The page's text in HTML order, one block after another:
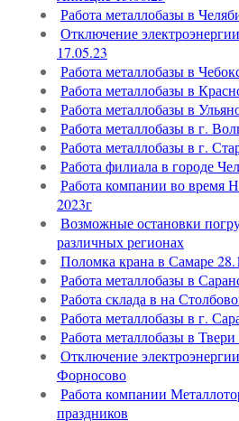
Работа металлобазы в
Отключение
17.05.23
Работа металлобазы в
Работа металлобазы в
Работа металлобазы в
Работа металлобазы в г.
Работа металлобазы в г.
Работа филиала в городе
Работа компании во время
2023г
Возможные остановки
различных регионах
Поломка крана в Самаре
Работа металлобазы в
Работа склада в на
Работа металлобазы в г.
Работа металлобазы в
Отключение
Форносово
Работа компании
праздников